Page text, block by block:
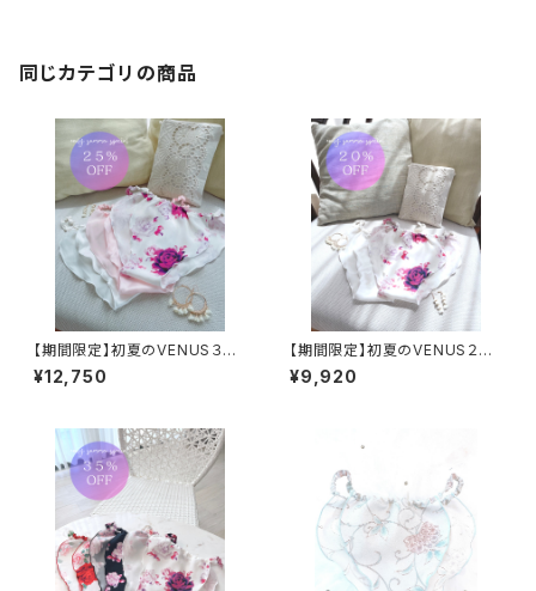
同じカテゴリの商品
【期間限定】初夏のVENUS３枚
セット
¥12,750
【期間限定】初夏のVENUS２枚
セット
¥9,920